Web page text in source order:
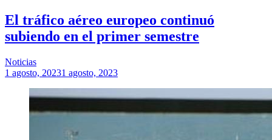
El tráfico aéreo europeo continuó
subiendo en el primer semestre
Noticias
1 agosto, 20231 agosto, 2023